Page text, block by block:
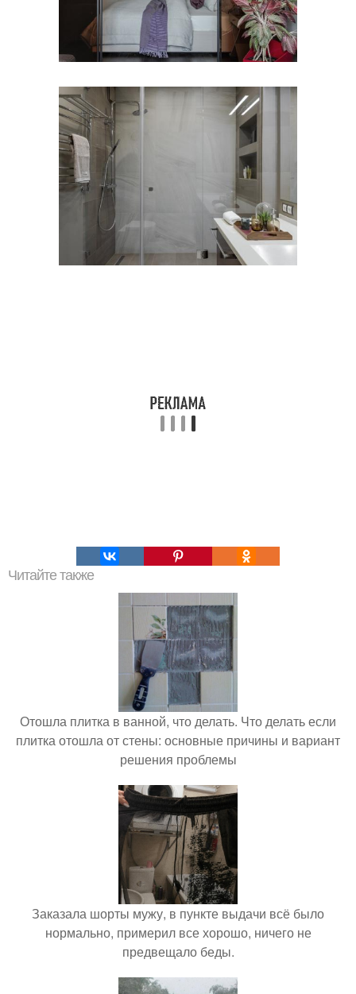
Читайте также
Отошла плитка в ванной, что делать. Что делать если
плитка отошла от стены: основные причины и вариант
решения проблемы
Заказала шорты мужу, в пункте выдачи всё было
нормально, примерил все хорошо, ничего не
предвещало беды.